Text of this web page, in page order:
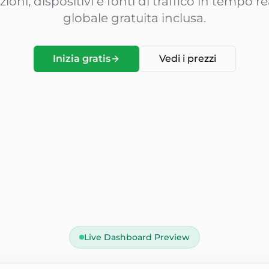
globale gratuita inclusa.
Inizia gratis Vedi i prezzi
Live Dashboard Preview